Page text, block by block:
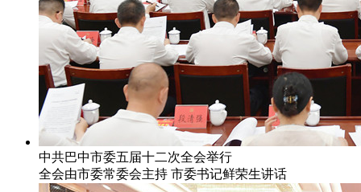
中共巴中市委五届十二次全会举行
全会由市委常委会主持 市委书记鲜荣生讲话